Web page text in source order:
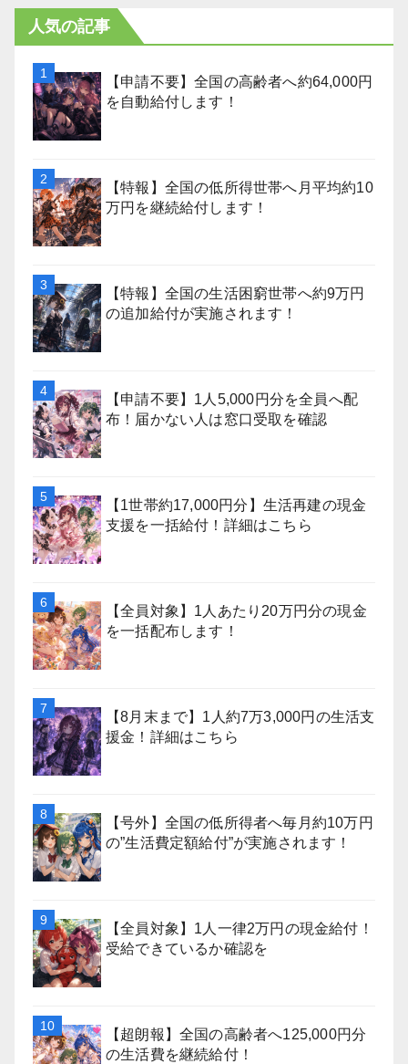
人気の記事
【申請不要】全国の高齢者へ約64,000円
を自動給付します！
【特報】全国の低所得世帯へ月平均約10
万円を継続給付します！
【特報】全国の生活困窮世帯へ約9万円
の追加給付が実施されます！
【申請不要】1人5,000円分を全員へ配
布！届かない人は窓口受取を確認
【1世帯約17,000円分】生活再建の現金
支援を一括給付！詳細はこちら
【全員対象】1人あたり20万円分の現金
を一括配布します！
【8月末まで】1人約7万3,000円の生活支
援金！詳細はこちら
【号外】全国の低所得者へ毎月約10万円
の”生活費定額給付”が実施されます！
【全員対象】1人一律2万円の現金給付！
受給できているか確認を
【超朗報】全国の高齢者へ125,000円分
の生活費を継続給付！